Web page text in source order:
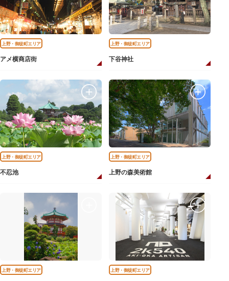
上野・御徒町エリア
アメ横商店街
上野・御徒町エリア
下谷神社
上野・御徒町エリア
不忍池
上野・御徒町エリア
上野の森美術館
上野・御徒町エリア 上野・御徒町エリア